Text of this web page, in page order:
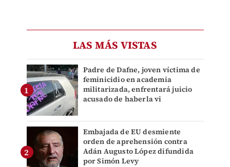
LAS MÁS VISTAS
Padre de Dafne, joven víctima de
feminicidio en academia
militarizada, enfrentará juicio
acusado de haberla vi
Embajada de EU desmiente
orden de aprehensión contra
Adán Augusto López difundida
por Simón Levy